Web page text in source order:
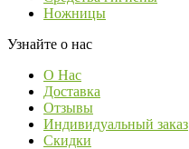
Ножницы
Узнайте о нас
О Нас
Доставка
Отзывы
Индивидуальный заказ
Скидки